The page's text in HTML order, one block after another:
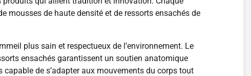
mousses de haute densité et de ressorts ensachés de
plus sain et respectueux de l’environnement. Le
ensachés garantissent un soutien anatomique
de s’adapter aux mouvements du corps tout